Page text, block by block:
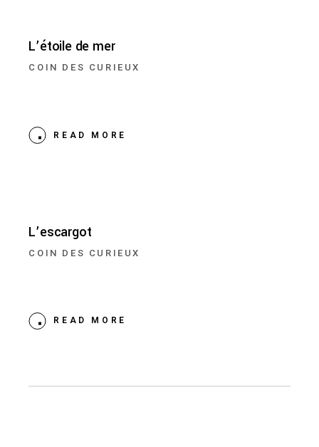
L’étoile de mer
COIN DES CURIEUX
READ MORE
L’escargot
COIN DES CURIEUX
READ MORE